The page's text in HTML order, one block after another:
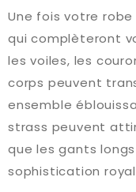
Une fois votre
qui complèteront
les voiles, les
corps peuvent
ensemble
strass peuvent
que les gants
sophistication